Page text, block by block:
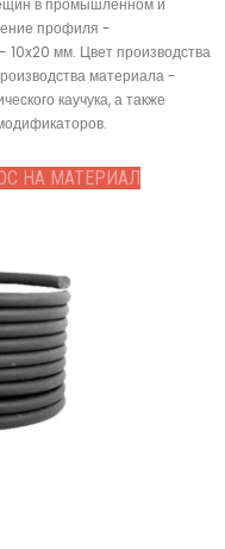
в промышленном и
профиля -
10x20 мм. Цвет производства
материала -
каучука, а также
НА МАТЕРИАЛ